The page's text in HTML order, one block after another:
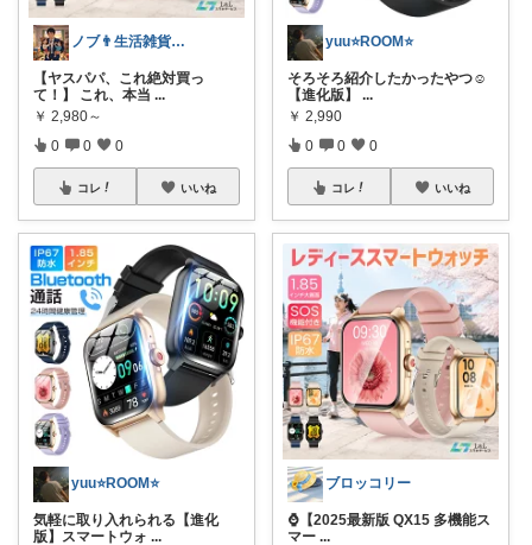
ノブ👨生活雑貨 季節対応
【ヤスパパ、これ絶対買っ
て！】 これ、本当 ...
￥ 2,980～
0 0 0
コレ いいね
yuu⭐️ROOM⭐️
気軽に取り入れられる【進化
版】スマートウォ ...
yuu⭐️ROOM⭐️
そろそろ紹介したかったやつ☺️
【進化版】
...
￥ 2,990
0 0 0
コレ いいね
ブロッコリー
⌚【2025最新版 QX15 多機能ス
マー ...